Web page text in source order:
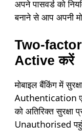
अपने पासवर्ड को
बनाने से आप अपनी
Two-
Active करें
मोबाइल बैंकिंग में
Authentication
को अतिरिक्त सुरक्षा
Unauthorised